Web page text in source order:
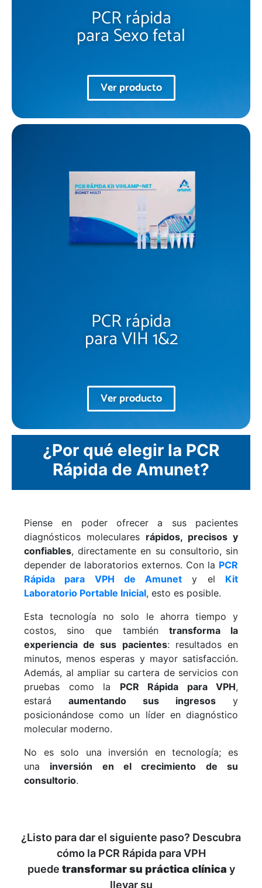
PCR rápida
para Sexo fetal
Ver producto
PCR rápida
para VIH 1&2
Ver producto
¿Por qué elegir la PCR
Rápida de Amunet?
Piense en poder ofrecer a sus pacientes
diagnósticos moleculares rápidos, precisos y
confiables, directamente en su consultorio, sin
depender de laboratorios externos. Con la PCR
Rápida para VPH de Amunet y el Kit
Laboratorio Portable Inicial, esto es posible.
Esta tecnología no solo le ahorra tiempo y
costos, sino que también transforma la
experiencia de sus pacientes: resultados en
minutos, menos esperas y mayor satisfacción.
Además, al ampliar su cartera de servicios con
pruebas como la PCR Rápida para VPH,
estará aumentando sus ingresos y
posicionándose como un líder en diagnóstico
molecular moderno.
No es solo una inversión en tecnología; es
una inversión en el crecimiento de su
consultorio.
¿Listo para dar el siguiente paso? Descubra
cómo la PCR Rápida para VPH
puede transformar su práctica clínica y
llevar su